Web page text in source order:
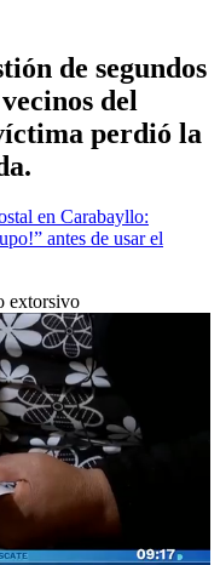
de segundos
del
perdió la
en Carabayllo:
antes de usar el
extorsivo